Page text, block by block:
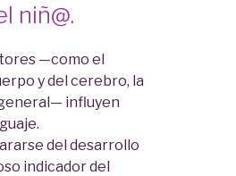
niñ@.
—como el
y del cerebro, la
influyen
del desarrollo
indicador del